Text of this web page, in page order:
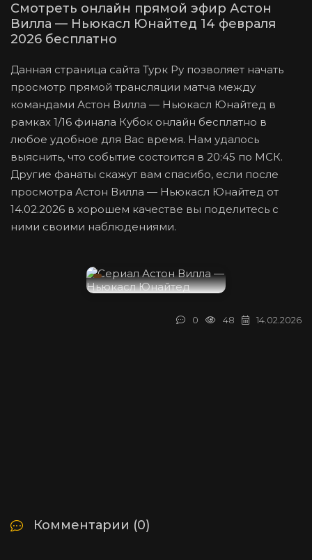
Данная страница сайта Турк Ру позволяет начать
просмотр прямой трансляции матча между
командами Астон Вилла — Ньюкасл Юнайтед в
рамках 1/16 финала Кубок онлайн бесплатно в
любое удобное для Вас время. Нам удалось
выяснить, что событие состоится в 20:45 по МСК.
Другие фанаты скажут вам спасибо, если после
просмотра Астон Вилла — Ньюкасл Юнайтед от
14.02.2026 в хорошем качестве вы поделитесь с
ними своими наблюдениями.
Смотреть онлайн прямой эфир Астон
Вилла — Ньюкасл Юнайтед 14 февраля
2026 бесплатно
14.02.2026
48
0
Комментарии (0)